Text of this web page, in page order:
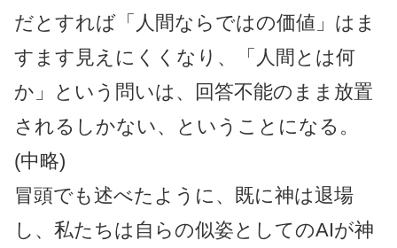
だとすれば「人間ならではの価値」はま
すます見えにくくなり、「人間とは何
か」という問いは、回答不能のまま放置
されるしかない、ということになる。
(中略)
冒頭でも述べたように、既に神は退場
し、私たちは自らの似姿としてのAIが神